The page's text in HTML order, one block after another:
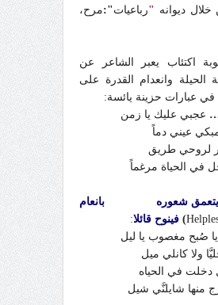
خلال ديوانه "رباعيات":مرح،
اكتئاب يعبر الشاعر عن
الحيلة وانعدام القدرة على
في عبارات حزينة يائسة:
عجبي عليك يا زمن
عيني دماً
لروحي طريق
في الحياة مرغماً
شعوره بانعام
) فينوح قائلا:
صُبح مغصوب يا ليل
ولا كانلي ميل
دخلت في الحياه
منها شايلنَّي شيل